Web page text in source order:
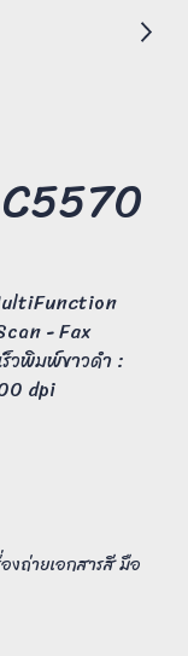
- Fax
วพิมพ์ขาวดำ :
dpi
งถ่ายเอกสารสี มือ